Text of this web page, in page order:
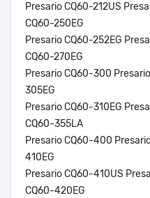
Presario CQ60-212US
CQ60-250EG
Presario CQ60-252EG
CQ60-270EG
Presario CQ60-300
305EG
Presario CQ60-310EG
CQ60-355LA
Presario CQ60-400
410EG
Presario CQ60-410US
CQ60-420EG